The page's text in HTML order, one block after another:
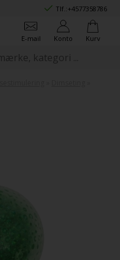
Tlf.:+4577358786
E-mail Konto Kurv